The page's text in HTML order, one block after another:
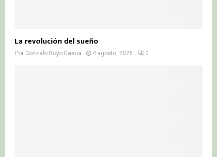
La revolución del sueño
Por Gonzalo Royo Gasca 4 agosto, 2026 0